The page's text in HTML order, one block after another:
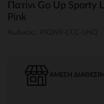
Πατίνι Go Up
Pink
ΆΜΕΣΗ